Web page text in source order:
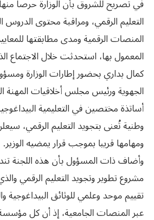
في تصريح للشروق بأن الوزارة حرصا
التعليم الرقمي، ومراقبة محتوى الدروس
المنصات الرقمية ومدى مطابقتها
المعمول بها، استحدثت خلال الاجتماع
كمال بداري بحضور إطارات الوزارة
الجهوية ورئيس مجلس أخلاقيات المهنة
أساتذة مختصين في التعليمية
وطنية تُعنى بتجويد التعليم الرقمي،
ومهامها قريبا بموجب قرار يمضيه الوزير.
وأضاف ذات المسؤول بأن هذه اللجنة
مشروع تطوير وتجويد التعليم الرقمي
تقييم موحد وعلمي للوثائق البيداغوجية
عبر المنصات الجامعية، إذ أن كل